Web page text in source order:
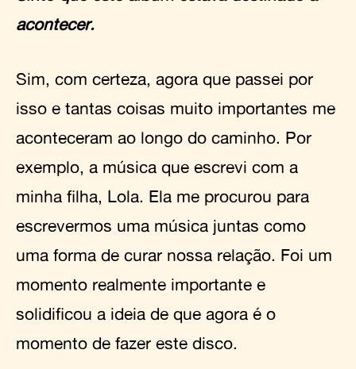
acontecer.
Sim, com certeza, agora que passei por
isso e tantas coisas muito importantes me
aconteceram ao longo do caminho. Por
exemplo, a música que escrevi com a
minha filha, Lola. Ela me procurou para
escrevermos uma música juntas como
uma forma de curar nossa relação. Foi um
momento realmente importante e
solidificou a ideia de que agora é o
momento de fazer este disco.